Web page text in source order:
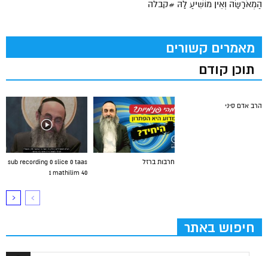
הַמְאֹרָשָׂה וְאֵין מוֹשִׁיעַ לָהּ #קבלה
מאמרים קשורים
תוכן קודם
sub recording 0 slice 0 taas
1 mathilim 40
חרבות ברזל
הרב אדם סיני
חיפוש באתר